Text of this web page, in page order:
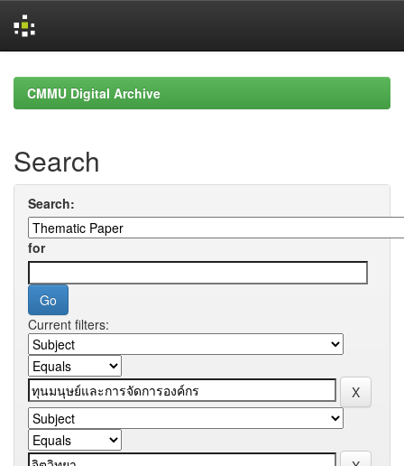
navigationCMMU Digital Archive
Search
Search:
for
Current filters: